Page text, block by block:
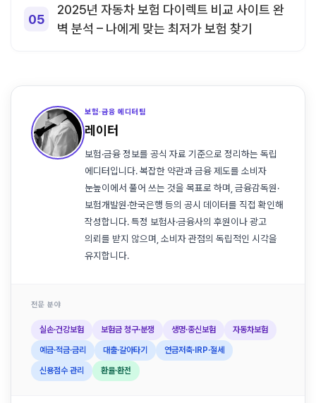
2025년 자동차 보험 다이렉트 비교 사이트 완
벽 분석 – 나에게 맞는 최저가 보험 찾기
보험·금융 에디터팀
레이터
보험·금융 정보를 공식 자료 기준으로 정리하는 독립
에디터입니다. 복잡한 약관과 금융 제도를 소비자
눈높이에서 풀어 쓰는 것을 목표로 하며, 금융감독원·
보험개발원·한국은행 등의 공시 데이터를 직접 확인해
작성합니다. 특정 보험사·금융사의 후원이나 광고
의뢰를 받지 않으며, 소비자 관점의 독립적인 시각을
유지합니다.
전문 분야
실손·건강보험 보험금 청구·분쟁 생명·종신보험 자동차보험
예금·적금·금리 대출·갈아타기 연금저축·IRP·절세
신용점수 관리 환율·환전